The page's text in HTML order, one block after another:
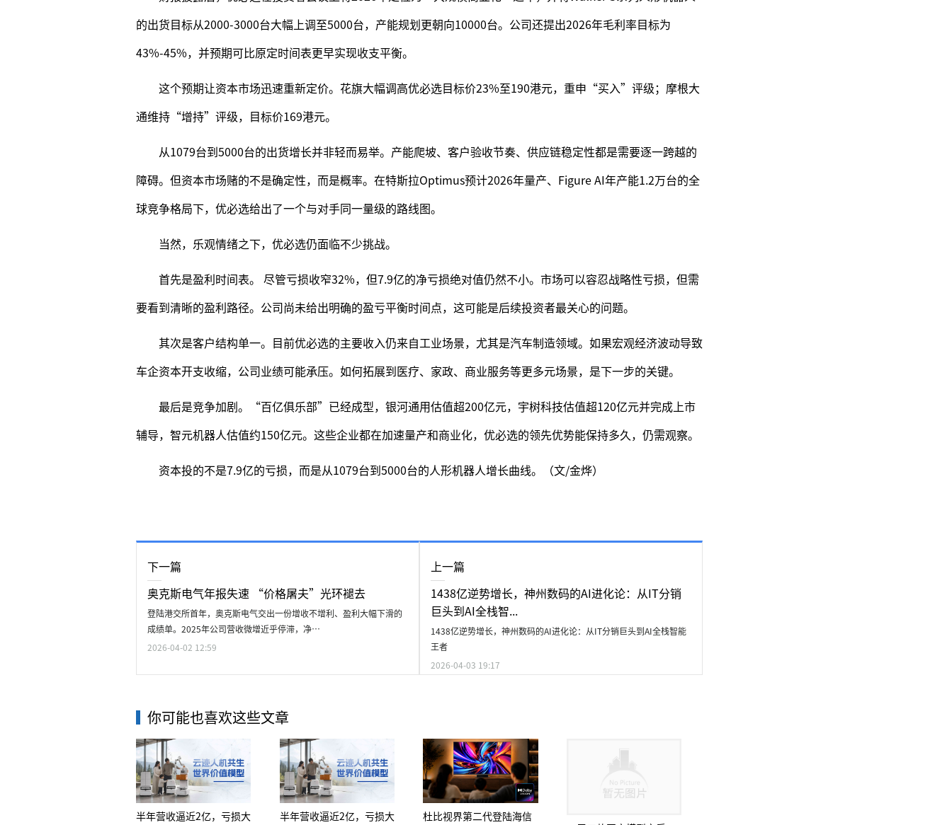
的出货目标从2000-3000台大幅上调至5000台，产能规划更朝向10000台。公司还提出2026年毛利率目标为
43%-45%，并预期可比原定时间表更早实现收支平衡。
这个预期让资本市场迅速重新定价。花旗大幅调高优必选目标价23%至190港元，重申“买入”评级；摩根大
通维持“增持”评级，目标价169港元。
从1079台到5000台的出货增长并非轻而易举。产能爬坡、客户验收节奏、供应链稳定性都是需要逐一跨越的
障碍。但资本市场赌的不是确定性，而是概率。在特斯拉Optimus预计2026年量产、Figure AI年产能1.2万台的全
球竞争格局下，优必选给出了一个与对手同一量级的路线图。
当然，乐观情绪之下，优必选仍面临不少挑战。
首先是盈利时间表。 尽管亏损收窄32%，但7.9亿的净亏损绝对值仍然不小。市场可以容忍战略性亏损，但需
要看到清晰的盈利路径。公司尚未给出明确的盈亏平衡时间点，这可能是后续投资者最关心的问题。
其次是客户结构单一。目前优必选的主要收入仍来自工业场景，尤其是汽车制造领域。如果宏观经济波动导致
车企资本开支收缩，公司业绩可能承压。如何拓展到医疗、家政、商业服务等更多元场景，是下一步的关键。
最后是竞争加剧。“百亿俱乐部”已经成型，银河通用估值超200亿元，宇树科技估值超120亿元并完成上市
辅导，智元机器人估值约150亿元。这些企业都在加速量产和商业化，优必选的领先优势能保持多久，仍需观察。
资本投的不是7.9亿的亏损，而是从1079台到5000台的人形机器人增长曲线。（文/金烨）
下一篇
奥克斯电气年报失速 “价格屠夫”光环褪去
登陆港交所首年，奥克斯电气交出一份增收不增利、盈利大幅下滑的
成绩单。2025年公司营收微增近乎停滞，净…
2026-04-02 12:59
上一篇
1438亿逆势增长，神州数码的AI进化论：从IT分销
巨头到AI全栈智...
1438亿逆势增长，神州数码的AI进化论：从IT分销巨头到AI全栈智能
王者
2026-04-03 19:17
你可能也喜欢这些文章
半年营收逼近2亿，亏损大 半年营收逼近2亿，亏损大
杜比视界第二代登陆海信